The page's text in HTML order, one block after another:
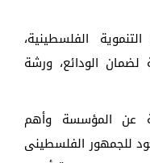
الفلسطينية،
الودائع، ورشة
عن المؤسسة وأهم
للجمهور الفلسطينى